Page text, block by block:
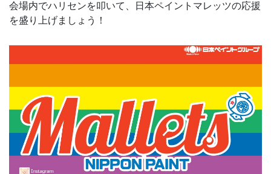
会場内でハリセンを叩いて、日本ペイントマレッツの応援
を盛り上げましょう！